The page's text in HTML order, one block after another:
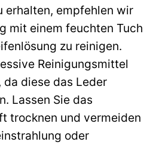
erhalten, empfehlen wir
mit einem feuchten Tuch
zu reinigen.
Reinigungsmittel
diese das Leder
Lassen Sie das
trocknen und vermeiden
oder